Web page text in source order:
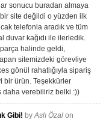
sonucu buradan almaya
site değildi o yüzden ilk
telefonla aradık ve tüm
duvar kağıdı ile ilerledik.
halinde geldi,
sitemizdeki görevliye
gönül rahatlığıyla sipariş
bir ürün. Teşekkürler
daha verebiliriz belki :))
Gibi! byAslı Özal on